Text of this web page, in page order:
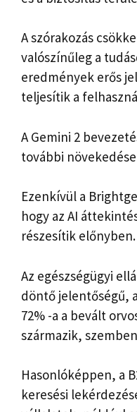
A szórakozás
valószínűleg a
eredmények erős
teljesítik a
A Gemini 2
további
Ezenkívül a
hogy az AI
részesítik előnyben.
Az egészségügyi
döntő jelentőségű,
72% -a a bevált
származik,
Hasonlóképpen, a
keresési